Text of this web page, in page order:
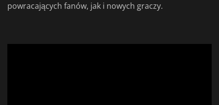
powracających fanów, jak i nowych graczy.